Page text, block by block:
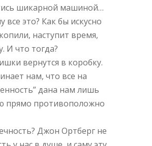
шикарной машиной…
это? Как бы искусно
наступит время,
И что тогда?
вернутся в коробку.
нам, что все на
дана нам лишь
прямо противоположно
Джон Ортберг не